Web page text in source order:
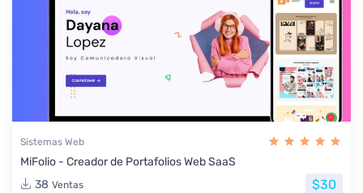
Sistemas Web
MiFolio - Creador de Portafolios Web SaaS
38 Ventas $30